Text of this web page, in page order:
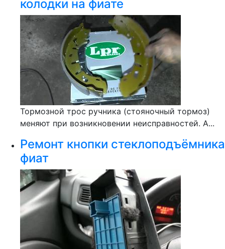
колодки на фиате
Тормозной трос ручника (стояночный тормоз)
меняют при возникновении неисправностей. А...
Ремонт кнопки стеклоподъёмника
фиат